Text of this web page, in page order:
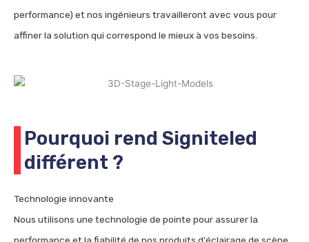
performance) et nos ingénieurs travailleront avec vous pour
affiner la solution qui correspond le mieux à vos besoins.
Pourquoi rend Signiteled
différent ?
Technologie innovante
Nous utilisons une technologie de pointe pour assurer la
performance et la fiabilité de nos produits d'éclairage de scène.